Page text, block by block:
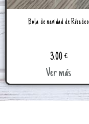
Bola de navidad de Ribadeo
3.00€
Ver más